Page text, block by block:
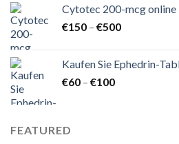
Cytotec 200-mcg online
€150 – €500Preisspanne:
€500
Kaufen Sie Ephedrin-
€60 – €100Preisspanne:
FEATURED